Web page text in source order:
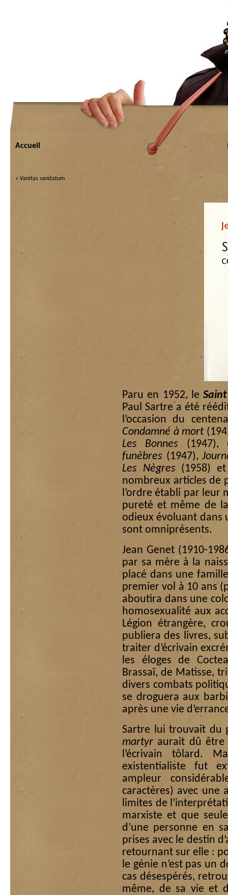
Accueil
« Vanitas vanitatum
Paru en 1952, le
Paul Sartre a été
l’occasion du
Condamné à mort
Les Bonnes (1947),
funèbres (1947),
Les Nègres(1958)
nombreux articles de
l’ordre établi par leur
pureté et même de
odieux évoluant dans
sont omniprésents.
Jean Genet (1910-
par sa mère à la
placé dans une
premier vol à 10 ans
aboutira dans une
homosexualité aux
Légion étrangère,
publiera des livres,
traiter d’écrivain
les éloges de
Brassaï, de Matisse,
divers combats
se droguera aux
après une vie
Sartre lui trouvait du
martyr aurait dû
l’écrivain tôlard.
existentialiste fut
ampleur
caractères) avec une
limites de
marxiste et que
d’une personne en
prises avec le destin
retournant sur elle :
le génie n’est pas un
cas désespérés,
même, de sa vie et